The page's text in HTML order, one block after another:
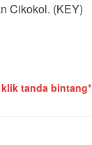
Cikokol. (KEY)
klik tanda bintang*